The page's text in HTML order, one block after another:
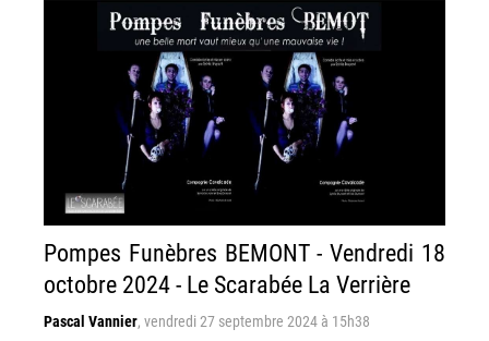
Pompes Funèbres BEMONT - Vendredi 18
octobre 2024 - Le Scarabée La Verrière
Pascal Vannier, vendredi 27 septembre 2024 à 15h38